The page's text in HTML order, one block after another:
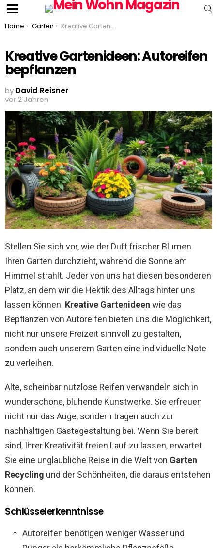
You are here:
Home Garten Kreative Gartenideen: Autoreifen bepflanzen
Kreative Gartenideen: Autoreifen
bepflanzen
by David Reisner
vor 2 Jahren
Stellen Sie sich vor, wie der Duft frischer Blumen
Ihren Garten durchzieht, während die Sonne am
Himmel strahlt. Jeder von uns hat diesen besonderen
Platz, an dem wir die Hektik des Alltags hinter uns
lassen können. Kreative Gartenideen wie das
Bepflanzen von Autoreifen bieten uns die Möglichkeit,
nicht nur unsere Freizeit sinnvoll zu gestalten,
sondern auch unserem Garten eine individuelle Note
zu verleihen.
Alte, scheinbar nutzlose Reifen verwandeln sich in
wunderschöne, blühende Kunstwerke. Sie erfreuen
nicht nur das Auge, sondern tragen auch zur
nachhaltigen Gästegestaltung bei. Wenn Sie bereit
sind, Ihrer Kreativität freien Lauf zu lassen, erwartet
Sie eine unglaubliche Reise in die Welt von Garten
Recycling und der Schönheiten, die daraus entstehen
können.
Schlüsselerkenntnisse
Autoreifen benötigen weniger Wasser und